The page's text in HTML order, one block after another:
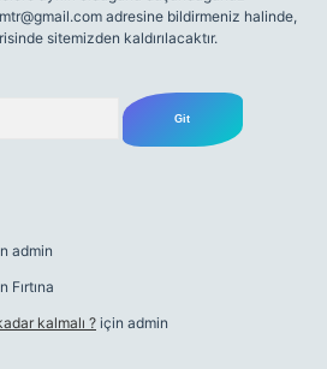
adresine bildirmeniz halinde,
sitemizden kaldırılacaktır.
admin
Fırtına
kalmalı ? için admin